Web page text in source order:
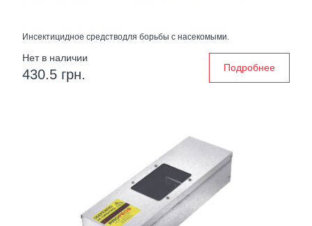
Инсектицидное средстводля борьбы с насекомыми.
Нет в наличии
430.5 грн. Подробнее